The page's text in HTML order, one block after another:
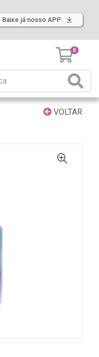
Baixe já nosso APP
0
VOLTAR